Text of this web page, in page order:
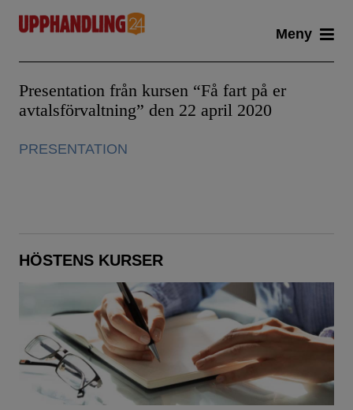
content
Meny
Presentation från kursen “Få fart på er
avtalsförvaltning” den 22 april 2020
PRESENTATION
HÖSTENS KURSER